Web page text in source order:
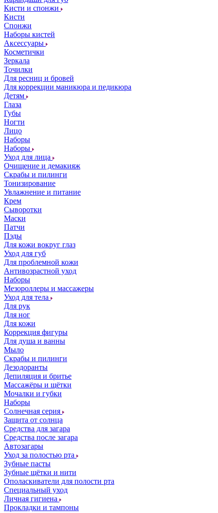
Кисти и спонжи
Кисти
Спонжи
Наборы кистей
Аксессуары
Косметички
Зеркала
Точилки
Для ресниц и бровей
Для коррекции маникюра и педикюра
Детям
Глаза
Губы
Ногти
Лицо
Наборы
Наборы
Уход для лица
Очищение и демакияж
Скрабы и пилинги
Тонизирование
Увлажнение и питание
Крем
Сыворотки
Маски
Патчи
Пэды
Для кожи вокруг глаз
Уход для губ
Для проблемной кожи
Антивозрастной уход
Наборы
Мезороллеры и массажеры
Уход для тела
Для рук
Для ног
Для кожи
Коррекция фигуры
Для душа и ванны
Мыло
Скрабы и пилинги
Дезодоранты
Депиляция и бритье
Массажёры и щётки
Мочалки и губки
Наборы
Солнечная серия
Защита от солнца
Средства для загара
Средства после загара
Автозагары
Уход за полостью рта
Зубные пасты
Зубные щётки и нити
Ополаскиватели для полости рта
Специальный уход
Личная гигиена
Прокладки и тампоны